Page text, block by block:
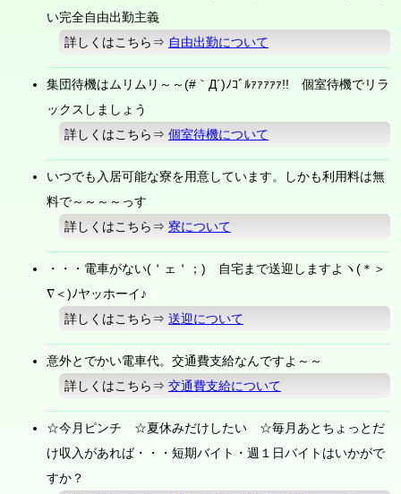
い完全自由出勤主義
詳しくはこちら⇒ 自由出勤について
集団待機はムリムリ～～(#｀Д´)ﾉｺﾞﾙｧｧｧｧｧ!! 個室待機でリラ
ックスしましょう
詳しくはこちら⇒個室待機について
いつでも入居可能な寮を用意しています。しかも利用料は無
料で～～～～っす
詳しくはこちら⇒寮について
・・・電車がない(＇ェ＇；) 自宅まで送迎しますよヽ(＊＞
∇＜)ﾉヤッホーイ♪
詳しくはこちら⇒送迎について
意外とでかい電車代。交通費支給なんですよ～～
詳しくはこちら⇒交通費支給について
☆今月ピンチ ☆夏休みだけしたい ☆毎月あとちょっとだ
け収入があれば・・・短期バイト・週１日バイトはいかがで
すか？